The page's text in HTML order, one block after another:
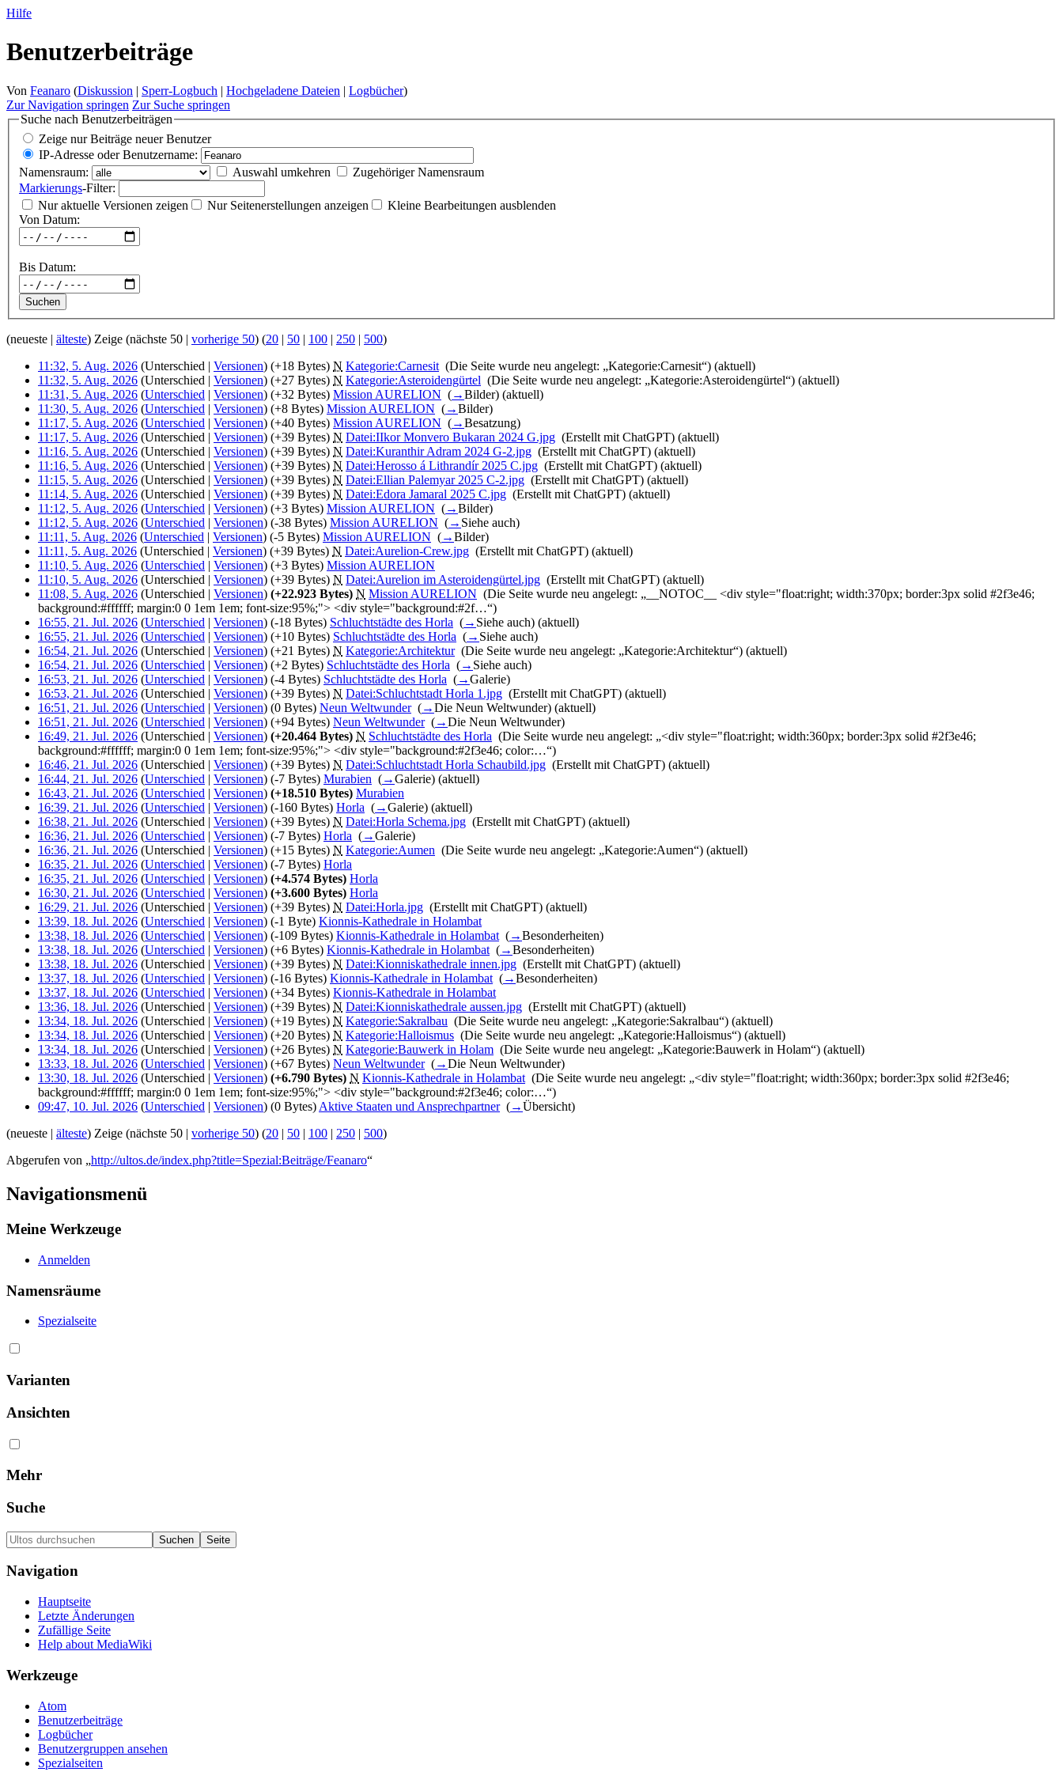
Hilfe
Benutzerbeiträge
Von Feanaro (Diskussion | Sperr-Logbuch | Hochgeladene Dateien | Logbücher)
Zur Navigation springen Zur Suche springen
Suche nach Benutzerbeiträgen
Zeige nur Beiträge neuer Benutzer
IP-Adresse oder Benutzername:
Namensraum:
Auswahl umkehren
Zugehöriger Namensraum
Markierungs-Filter:
Nur aktuelle Versionen zeigen
Nur Seitenerstellungen anzeigen
Kleine Bearbeitungen ausblenden
Von Datum:
Bis Datum:
(neueste | älteste) Zeige (nächste 50 | vorherige 50) (20 50 100 250 500)
11:32, 5. Aug. 2026 (Unterschied | Versionen) (+18 Bytes) N Kategorie:Carnesit‎ (Die Seite wurde neu angelegt: „Kategorie:Carnesit“) (aktuell)
11:32, 5. Aug. 2026 (Unterschied | Versionen) (+27 Bytes) N Kategorie:Asteroidengürtel (Die Seite wurde neu angelegt: „Kategorie:Asteroidengürtel“) (aktuell)
11:31, 5. Aug. 2026 (Unterschied Versionen) (+32 Bytes) Mission AURELION (→Bilder) (aktuell)
11:30, 5. Aug. 2026 (Unterschied Versionen) (+8 Bytes) Mission AURELION (→Bilder)
11:17, 5. Aug. 2026 (Unterschied Versionen) (+40 Bytes) Mission AURELION (→Besatzung)
11:17, 5. Aug. 2026 (Unterschied | Versionen) (+39 Bytes) N Datei:IIkor Monvero Bukaran 2024 G.jpg (Erstellt mit ChatGPT) (aktuell)
11:16, 5. Aug. 2026 (Unterschied | Versionen) (+39 Bytes) N Datei:Kuranthir Adram 2024 G-2.jpg (Erstellt mit ChatGPT) (aktuell)
11:16, 5. Aug. 2026 (Unterschied | Versionen) (+39 Bytes) N Datei:Herosso á Lithrandír 2025 C.jpg (Erstellt mit ChatGPT) (aktuell)
11:15, 5. Aug. 2026 (Unterschied | Versionen) (+39 Bytes) N Datei:Ellian Palemyar 2025 C-2.jpg (Erstellt mit ChatGPT) (aktuell)
11:14, 5. Aug. 2026 (Unterschied | Versionen) (+39 Bytes) N Datei:Edora Jamaral 2025 C.jpg (Erstellt mit ChatGPT) (aktuell)
11:12, 5. Aug. 2026 (Unterschied Versionen) (+3 Bytes) Mission AURELION (→Bilder)
11:12, 5. Aug. 2026 (Unterschied Versionen) (-38 Bytes) Mission AURELION (→ Siehe auch)
11:11, 5. Aug. 2026 (Unterschied Versionen) (-5 Bytes) Mission AURELION (→Bilder)
11:11, 5. Aug. 2026 (Unterschied | Versionen) (+39 Bytes) N Datei:Aurelion-Crew.jpg (Erstellt mit ChatGPT) (aktuell)
11:10, 5. Aug. 2026 (Unterschied Versionen) (+3 Bytes) Mission AURELION
11:10, 5. Aug. 2026 (Unterschied | Versionen) (+39 Bytes) N Datei:Aurelion im Asteroidengürtel.jpg (Erstellt mit ChatGPT) (aktuell)
11:08, 5. Aug. 2026 (Unterschied | Versionen) (+22.923 Bytes) N Mission AURELION (Die Seite wurde neu angelegt: „__NOTOC__ <div style="float:right; width:370px; border:3px solid #2f3e46;
background:#ffffff; margin:0 0 1em 1em; font-size:95%;"> <div style="background:#2f…“)
16:55, 21. Jul. 2026 (Unterschied Versionen) (-18 Bytes) Schluchtstädte des Horla (→ Siehe auch) (aktuell)
16:55, 21. Jul. 2026 (Unterschied Versionen) (+10 Bytes) Schluchtstädte des Horla (→ Siehe auch)
16:54, 21. Jul. 2026 (Unterschied | Versionen) (+21 Bytes) N Kategorie:Architektur‎ (Die Seite wurde neu angelegt: „Kategorie:Architektur“) (aktuell)
16:54, 21. Jul. 2026 (Unterschied Versionen) (+2 Bytes) Schluchtstädte des Horla (→ Siehe auch)
16:53, 21. Jul. 2026 (Unterschied Versionen) (-4 Bytes) Schluchtstädte des Horla (→Galerie)
16:53, 21. Jul. 2026 (Unterschied | Versionen) (+39 Bytes) N Datei:Schluchtstadt Horla 1.jpg (Erstellt mit ChatGPT) (aktuell)
16:51, 21. Jul. 2026 (Unterschied Versionen) (0 Bytes) Neun Weltwunder‎ (→Die Neun Weltwunder) (aktuell)
16:51, 21. Jul. 2026 (Unterschied Versionen) (+94 Bytes) Neun Weltwunder‎ (→Die Neun Weltwunder)
16:49, 21. Jul. 2026 (Unterschied | Versionen) (+20.464 Bytes) N Schluchtstädte des Horla (Die Seite wurde neu angelegt: „<div style="float:right; width:360px; border:3px solid #2f3e46;
background:#ffffff; margin:0 0 1em 1em; font-size:95%;"> <div style="background:#2f3e46; color:…“)
16:46, 21. Jul. 2026 (Unterschied | Versionen) (+39 Bytes) N Datei:Schluchtstadt Horla Schaubild.jpg (Erstellt mit ChatGPT) (aktuell)
16:44, 21. Jul. 2026 (Unterschied Versionen) (-7 Bytes) Murabien (→Galerie) (aktuell)
16:43, 21. Jul. 2026 (Unterschied Versionen) (+18.510 Bytes) Murabien
16:39, 21. Jul. 2026 (Unterschied Versionen) (-160 Bytes) Horla (→Galerie) (aktuell)
16:38, 21. Jul. 2026 (Unterschied | Versionen) (+39 Bytes) N Datei:Horla Schema.jpg (Erstellt mit ChatGPT) (aktuell)
16:36, 21. Jul. 2026 (Unterschied Versionen) (-7 Bytes) Horla (→Galerie)
16:36, 21. Jul. 2026 (Unterschied | Versionen) (+15 Bytes) N Kategorie:Aumen (Die Seite wurde neu angelegt: „Kategorie:Aumen“) (aktuell)
16:35, 21. Jul. 2026 (Unterschied Versionen) (-7 Bytes) Horla
16:35, 21. Jul. 2026 (Unterschied Versionen) (+4.574 Bytes) Horla
16:30, 21. Jul. 2026 (Unterschied Versionen) (+3.600 Bytes) Horla
16:29, 21. Jul. 2026 (Unterschied | Versionen) (+39 Bytes) N Datei:Horla.jpg (Erstellt mit ChatGPT) (aktuell)
13:39, 18. Jul. 2026 (Unterschied Versionen) (-1 Byte) Kionnis-Kathedrale in Holambat‎
13:38, 18. Jul. 2026 (Unterschied Versionen) (-109 Bytes) Kionnis-Kathedrale in Holambat‎ (→Besonderheiten)
13:38, 18. Jul. 2026 (Unterschied Versionen) (+6 Bytes) Kionnis-Kathedrale in Holambat‎ (→Besonderheiten)
13:38, 18. Jul. 2026 (Unterschied | Versionen) (+39 Bytes) N Datei:Kionniskathedrale innen.jpg (Erstellt mit ChatGPT) (aktuell)
13:37, 18. Jul. 2026 (Unterschied Versionen) (-16 Bytes) Kionnis-Kathedrale in Holambat‎ (→Besonderheiten)
13:37, 18. Jul. 2026 (Unterschied Versionen) (+34 Bytes) Kionnis-Kathedrale in Holambat‎
13:36, 18. Jul. 2026 (Unterschied | Versionen) (+39 Bytes) N Datei:Kionniskathedrale aussen.jpg (Erstellt mit ChatGPT) (aktuell)
13:34, 18. Jul. 2026 (Unterschied | Versionen) (+19 Bytes) N Kategorie:Sakralbau (Die Seite wurde neu angelegt: „Kategorie:Sakralbau“) (aktuell)
13:34, 18. Jul. 2026 (Unterschied | Versionen) (+20 Bytes) N Kategorie:Halloismus (Die Seite wurde neu angelegt: „Kategorie:Halloismus“) (aktuell)
13:34, 18. Jul. 2026 (Unterschied | Versionen) (+26 Bytes) N Kategorie:Bauwerk in Holam (Die Seite wurde neu angelegt: „Kategorie:Bauwerk in Holam“) (aktuell)
13:33, 18. Jul. 2026 (Unterschied Versionen) (+67 Bytes) Neun Weltwunder‎ (→Die Neun Weltwunder)
13:30, 18. Jul. 2026 (Unterschied | Versionen) (+6.790 Bytes) N Kionnis-Kathedrale in Holambat‎ (Die Seite wurde neu angelegt: „<div style="float:right; width:360px; border:3px solid #2f3e46;
background:#ffffff; margin:0 0 1em 1em; font-size:95%;"> <div style="background:#2f3e46; color:…“)
09:47, 10. Jul. 2026 (Unterschied Versionen) (0 Bytes)Aktive Staaten und Ansprechpartner‎ (→Übersicht)
(neueste | älteste) Zeige (nächste 50 | vorherige 50) (20 50 100 250 500)
Abgerufen von „http://ultos.de/index.php?title=Spezial:Beiträge/Feanaro“
Navigationsmenü
Meine Werkzeuge
Anmelden
Namensräume
Spezialseite
Varianten
Ansichten
Mehr
Suche
Navigation
Hauptseite
Letzte Änderungen
Zufällige Seite
Help about MediaWiki
Werkzeuge
Atom
Benutzerbeiträge
Logbücher
Benutzergruppen ansehen
Spezialseiten